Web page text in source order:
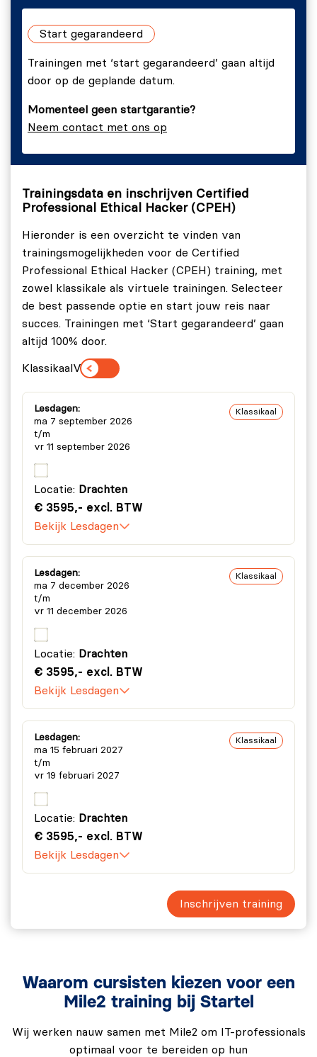
Labs
Intro to C)PEH Setup.
Understanding Protocols.
Lab 5:Password Cracking.
Lab 6:Malware.
Lab 7:Information Gathering.
Lab 8:Information Gathering – Active
Reconnaissance.
Lab 9:Vulnerability Assessment.
Lab 10: Network Sniffing/IDS.
Lab 11: Windows Hacking.
Lab 12:Attacking Databases.
Lab 13:Attacking Web Applications.
Lab 14:Backdoors.
Start gegarandeerd
Trainingen met ‘start gegarandeerd’ gaan altijd
door op de geplande datum.
Momenteel geen startgarantie?
Neem contact met ons op
Trainingsdata en inschrijven Certified
Professional Ethical Hacker (CPEH)
Hieronder is een overzicht te vinden van
trainingsmogelijkheden voor de Certified
Professional Ethical Hacker (CPEH) training, met
zowel klassikale als virtuele trainingen. Selecteer
de best passende optie en start jouw reis naar
succes. Trainingen met ‘Start gegarandeerd’ gaan
altijd 100% door.
Klassikaal Virtueel
Lesdagen:
ma 7 september 2026
t/m
vr 11 september 2026
Klassikaal
Locatie: Drachten
€ 3595,- excl. BTW
Bekijk Lesdagen
Lesdagen:
ma 7 december 2026
t/m
vr 11 december 2026
Klassikaal
Locatie: Drachten
€ 3595,- excl. BTW
Bekijk Lesdagen
Lesdagen:
ma 15 februari 2027
t/m
vr 19 februari 2027
Klassikaal
Locatie: Drachten
€ 3595,- excl. BTW
Bekijk Lesdagen
Inschrijven training
Waarom cursisten kiezen voor een
Mile2 training bij Startel
Wij werken nauw samen met Mile2 om IT-professionals
optimaal voor te bereiden op hun